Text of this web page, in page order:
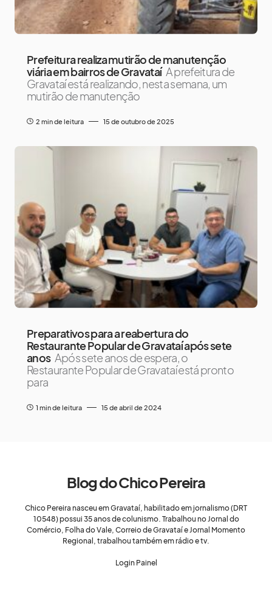
Prefeitura realiza mutirão de manutenção
viária em bairros de Gravataí A prefeitura de
Gravataí está realizando, nesta semana, um
mutirão de manutenção
2 min de leitura 15 de outubro de 2025
Preparativos para a reabertura do
Restaurante Popular de Gravataí após sete
anos Após sete anos de espera, o
Restaurante Popular de Gravataí está pronto
para
1 min de leitura 15 de abril de 2024
Blog do Chico Pereira
Chico Pereira nasceu em Gravataí, habilitado em jornalismo (DRT
10548) possui 35 anos de colunismo. Trabalhou no Jornal do
Comércio, Folha do Vale, Correio de Gravataí e Jornal Momento
Regional, trabalhou também em rádio e tv.
Login Painel